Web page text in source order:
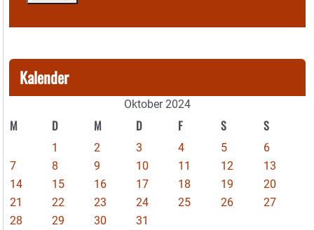
Kalender
Oktober 2024
M D M D F S S
1 2 3 4 5
6
7
8 9 10 11 12
13
14
15 16 17 18 19
20
21
22 23 24 25 26
27
28
29 30
31